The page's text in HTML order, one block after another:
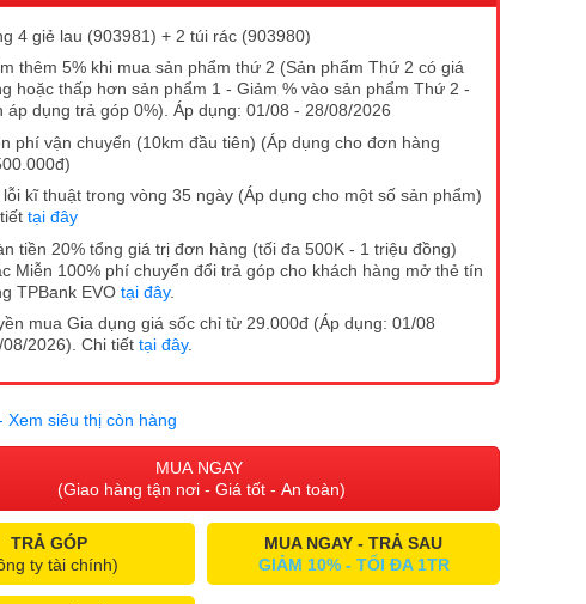
4 giẻ lau (903981) + 2 túi rác (903980)
thêm 5% khi mua sản phẩm thứ 2 (Sản phẩm Thứ 2 có giá
hoặc thấp hơn sản phẩm 1 - Giảm % vào sản phẩm Thứ 2 -
áp dụng trả góp 0%). Áp dụng: 01/08 - 28/08/2026
phí vận chuyển (10km đầu tiên) (Áp dụng cho đơn hàng
kĩ thuật trong vòng 35 ngày (Áp dụng cho một số sản phẩm)
tại đây
tiền 20% tổng giá trị đơn hàng (tối đa 500K - 1 triệu đồng)
Miễn 100% phí chuyển đổi trả góp cho khách hàng mở thẻ tín
TPBank EVO tại đây.
mua Gia dụng giá sốc chỉ từ 29.000đ (Áp dụng: 01/08
2026). Chi tiết tại đây.
Xem siêu thị còn hàng
MUA NGAY
(Giao hàng tận nơi - Giá tốt - An toàn)
TRẢ GÓP
ty tài chính)
MUA NGAY - TRẢ SAU
GIẢM 10% - TỐI ĐA 1TR